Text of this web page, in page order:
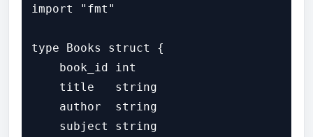
import "fmt"
type Books struct {
    book_id int
    title   string
    author  string
    subject string